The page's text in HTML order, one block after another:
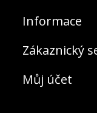
Informace
Zákaznický
Můj účet